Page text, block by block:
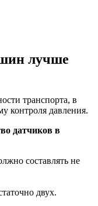
лучше
транспорта, в
контроля давления.
датчиков в
составлять не
двух.